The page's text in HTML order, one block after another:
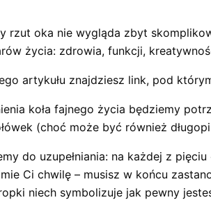
rzut oka nie wygląda zbyt
życia: zdrowia, funkcji,
artykułu znajdziesz link, pod
koła fajnego życia będziemy
(choć może być również
do uzupełniania: na każdej z
Ci chwilę – musisz w końcu
niech symbolizuje jak pewny